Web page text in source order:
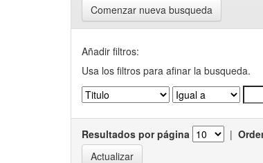
Comenzar nueva busqueda
Añadir filtros:
Usa los filtros para afinar la busqueda.
Resultados por página |